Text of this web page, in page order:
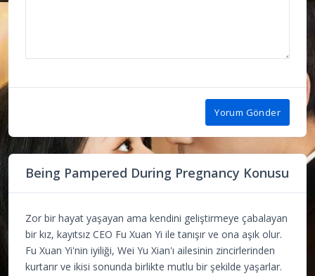
Yorum Gönder
Being Pampered During Pregnancy Konusu
Zor bir hayat yaşayan ama kendini geliştirmeye çabalayan
bir kız, kayıtsız CEO Fu Xuan Yi ile tanışır ve ona aşık olur.
Fu Xuan Yi'nin iyiliği, Wei Yu Xian'ı ailesinin zincirlerinden
kurtarır ve ikisi sonunda birlikte mutlu bir şekilde yaşarlar.